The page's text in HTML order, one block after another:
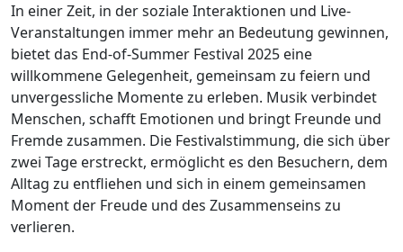
In einer Zeit, in der soziale Interaktionen und Live-
Veranstaltungen immer mehr an Bedeutung gewinnen,
bietet das End-of-Summer Festival 2025 eine
willkommene Gelegenheit, gemeinsam zu feiern und
unvergessliche Momente zu erleben. Musik verbindet
Menschen, schafft Emotionen und bringt Freunde und
Fremde zusammen. Die Festivalstimmung, die sich über
zwei Tage erstreckt, ermöglicht es den Besuchern, dem
Alltag zu entfliehen und sich in einem gemeinsamen
Moment der Freude und des Zusammenseins zu
verlieren.